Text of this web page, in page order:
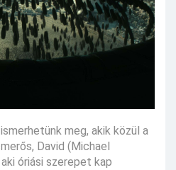
meg, akik közül a
David (Michael
óriási szerepet kap